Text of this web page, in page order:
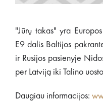
"Jūrų takas" yra
E9 dalis Baltijos
ir Rusijos pasienyje
per Latviją iki Talino
Daugiau informacijos: